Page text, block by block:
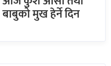
बाबुको मुख हेर्ने दिन